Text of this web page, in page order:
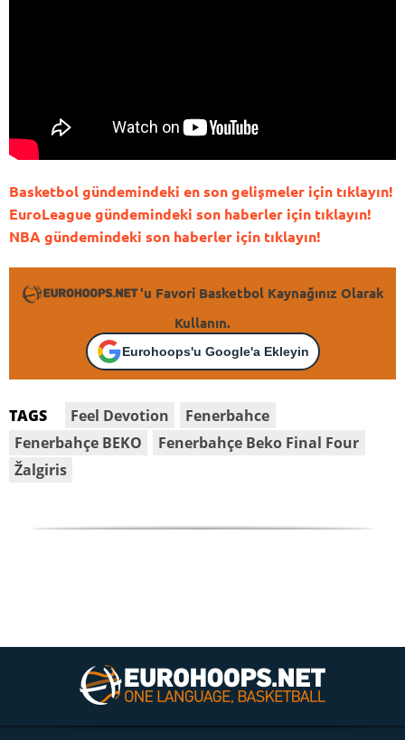
Basketbol gündemindeki en son gelişmeler için tıklayın!
EuroLeague gündemindeki son haberler için tıklayın!
NBA gündemindeki son haberler için tıklayın!
'u Favori Basketbol Kaynağınız Olarak
Kullanın.
Eurohoops'u Google'a Ekleyin
TAGS Feel Devotion
Fenerbahce
Fenerbahçe BEKO
Fenerbahçe Beko Final Four
Žalgiris